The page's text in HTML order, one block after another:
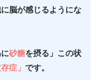
に脳が感じるようにな
砂糖を摂る」この状
症」 です。